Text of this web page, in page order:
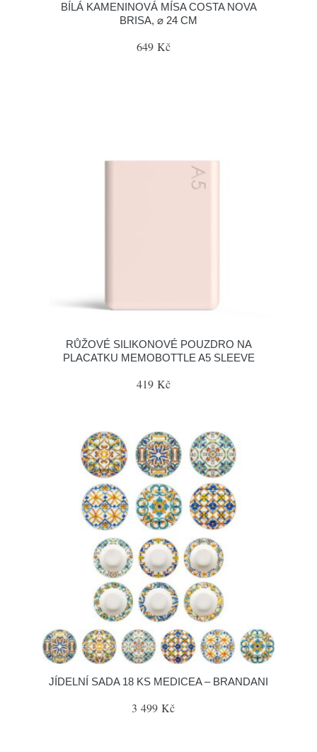
BÍLÁ KAMENINOVÁ MÍSA COSTA NOVA
BRISA, ⌀ 24 CM
649 Kč
RŮŽOVÉ SILIKONOVÉ POUZDRO NA
PLACATKU MEMOBOTTLE A5 SLEEVE
419 Kč
JÍDELNÍ SADA 18 KS MEDICEA – BRANDANI
3 499 Kč